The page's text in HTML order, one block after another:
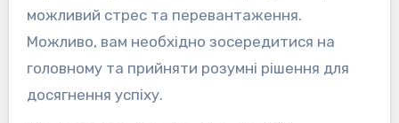
можливий стрес та перевантаження.
Можливо, вам необхідно зосередитися на
головному та прийняти розумні рішення для
досягнення успіху.